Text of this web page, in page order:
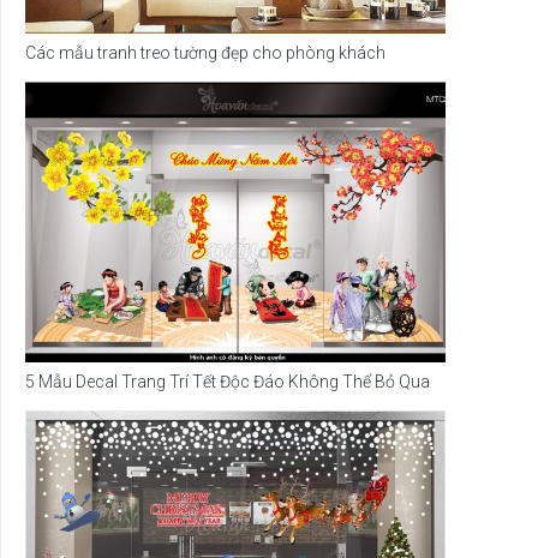
Các mẫu tranh treo tường đẹp cho phòng khách
5 Mẫu Decal Trang Trí Tết Độc Đáo Không Thể Bỏ Qua